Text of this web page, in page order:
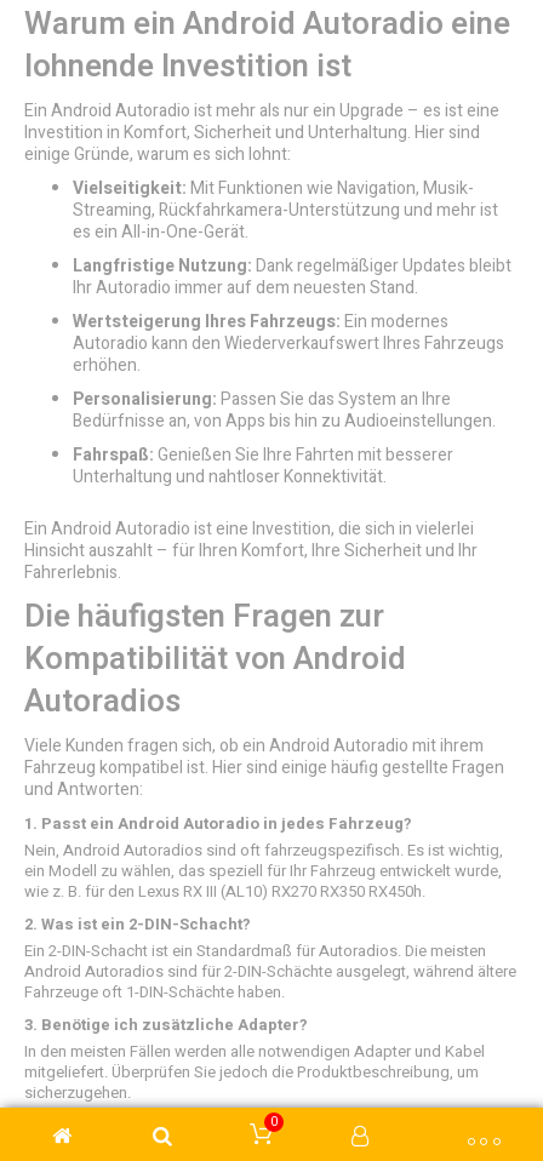
Warum ein Android Autoradio eine
lohnende Investition ist
Ein Android Autoradio ist mehr als nur ein Upgrade – es ist eine
Investition in Komfort, Sicherheit und Unterhaltung. Hier sind
einige Gründe, warum es sich lohnt:
Vielseitigkeit:Mit Funktionen wie Navigation, Musik-
Streaming, Rückfahrkamera-Unterstützung und mehr ist
es ein All-in-One-Gerät.
Langfristige Nutzung:Dank regelmäßiger Updates bleibt
Ihr Autoradio immer auf dem neuesten Stand.
Wertsteigerung Ihres Fahrzeugs:Ein modernes
Autoradio kann den Wiederverkaufswert Ihres Fahrzeugs
erhöhen.
Personalisierung:Passen Sie das System an Ihre
Bedürfnisse an, von Apps bis hin zu Audioeinstellungen.
Fahrspaß:Genießen Sie Ihre Fahrten mit besserer
Unterhaltung und nahtloser Konnektivität.
Ein Android Autoradio ist eine Investition, die sich in vielerlei
Hinsicht auszahlt – für Ihren Komfort, Ihre Sicherheit und Ihr
Fahrerlebnis.
Die häufigsten Fragen zur
Kompatibilität von Android
Autoradios
Viele Kunden fragen sich, ob ein Android Autoradio mit ihrem
Fahrzeug kompatibel ist. Hier sind einige häufig gestellte Fragen
und Antworten:
1. Passt ein Android Autoradio in jedes Fahrzeug?
Nein, Android Autoradios sind oft fahrzeugspezifisch. Es ist wichtig,
ein Modell zu wählen, das speziell für Ihr Fahrzeug entwickelt wurde,
wie z. B. für den Lexus RX III (AL10) RX270 RX350 RX450h.
2. Was ist ein 2-DIN-Schacht?
Ein 2-DIN-Schacht ist ein Standardmaß für Autoradios. Die meisten
Android Autoradios sind für 2-DIN-Schächte ausgelegt, während ältere
Fahrzeuge oft 1-DIN-Schächte haben.
3. Benötige ich zusätzliche Adapter?
In den meisten Fällen werden alle notwendigen Adapter und Kabel
mitgeliefert. Überprüfen Sie jedoch die Produktbeschreibung, um
sicherzugehen.
4. Funktioniert das Radio mit meinem Bordcomputer?
Ja, viele Android Autoradios sind mit einem CANBUS-Decoder
0